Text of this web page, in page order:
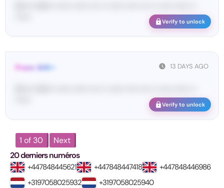
Verify to unlock
13 DAYS AGO
From: SHE••
Verify to unlock
1 of 30
Next
20 derniers numéros
+447848445621 +447848447418
+447848446986
+3197058025932
+3197058025940